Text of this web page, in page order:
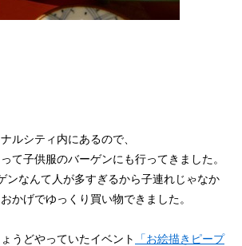
ルシティ内にあるので、
て子供服のバーゲンにも行ってきました。
ンなんて人が多すぎるから子連れじゃなか
かげでゆっくり買い物できました。
うどやっていたイベント
「お絵描きピープ